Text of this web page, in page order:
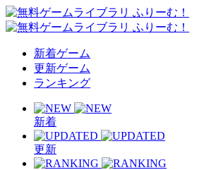
新着ゲーム
更新ゲーム
ランキング
新着
更新